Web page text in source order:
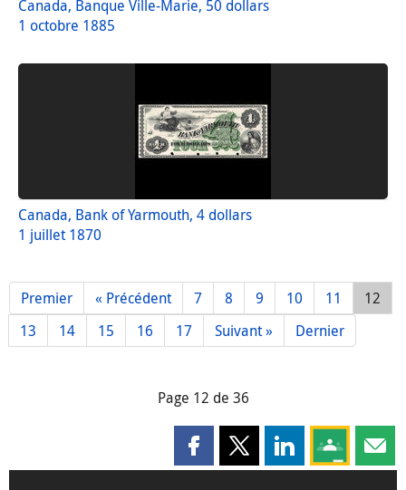
Canada, Banque Ville-Marie, 50 dollars
1 octobre 1885
Canada, Bank of Yarmouth, 4 dollars
1 juillet 1870
Premier « Précédent 7 8 9 10 11
12
13
14 15 16 17 Suivant » Dernier
Page 12 de 36
Partager cette page sur
Partager cette page sur X
Partager cette
Partagez